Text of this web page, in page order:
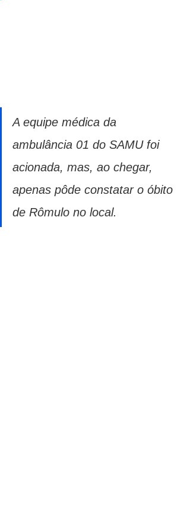
A equipe médica da
ambulância 01 do SAMU foi
acionada, mas, ao chegar,
apenas pôde constatar o óbito
de Rômulo no local.